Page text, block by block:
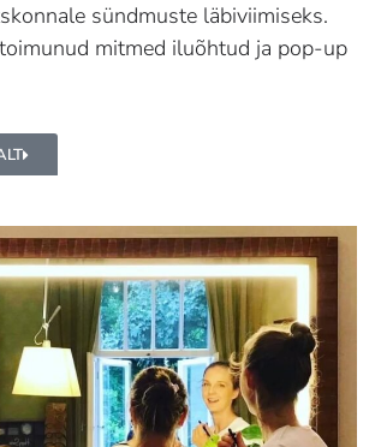
sündmuste läbiviimiseks.
mitmed iluõhtud ja pop-up